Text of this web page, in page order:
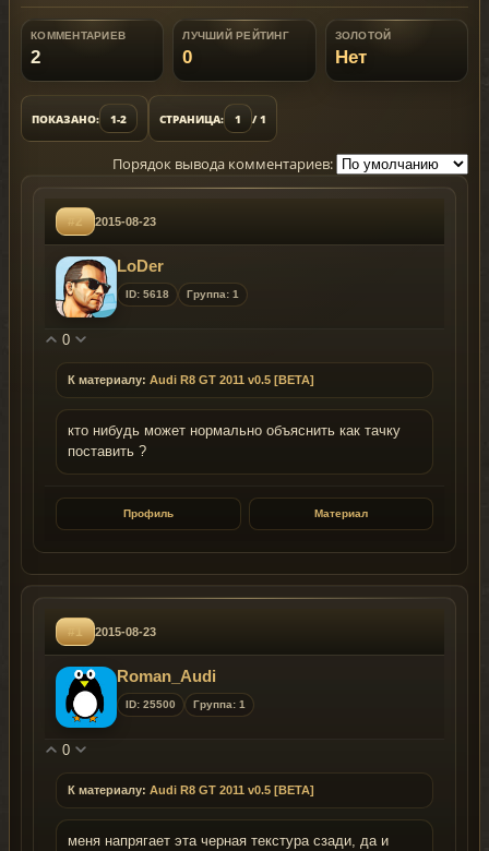
КОММЕНТАРИЕВ
2
ЛУЧШИЙ РЕЙТИНГ
0
ЗОЛОТОЙ
Нет
ПОКАЗАНО: 1-2 СТРАНИЦА: 1 / 1
Порядок вывода комментариев:
#2 2015-08-23
LoDer
ID: 5618 Группа: 1
0
К материалу: Audi R8 GT 2011 v0.5 [BETA]
кто нибудь может нормально объяснить как тачку
поставить ?
Профиль Материал
#1 2015-08-23
Roman_Audi
ID: 25500 Группа: 1
0
К материалу: Audi R8 GT 2011 v0.5 [BETA]
меня напрягает эта черная текстура сзади, да и